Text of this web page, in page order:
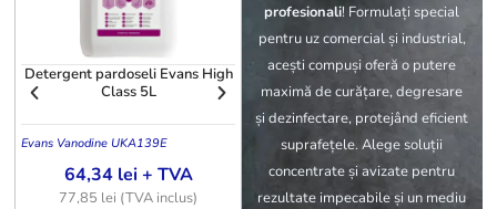
profesionali! Formulați special
pentru uz comercial și industrial,
acești compuși oferă o putere
maximă de curățare, degresare
și dezinfectare, protejând eficient
suprafețele. Alege soluții
concentrate și avizate pentru
rezultate impecabile și un mediu
Detergent pardoseli Evans High
Class 5L
Evans Vanodine UKA139E
64,34 lei+ TVA
77,85 lei (TVA inclus)
Detergent covoare Aquagen SX
5L
605144
127,63lei+ TVA
154,43lei(TVA inclus)